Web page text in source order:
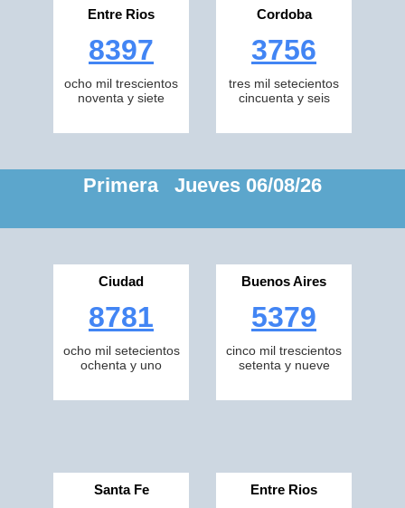
Entre Rios
8397
ocho mil trescientos
noventa y siete
Cordoba
3756
tres mil setecientos
cincuenta y seis
Primera Jueves 06/08/26
Ciudad
8781
ocho mil setecientos
ochenta y uno
Buenos Aires
5379
cinco mil trescientos
setenta y nueve
Santa Fe Entre Rios